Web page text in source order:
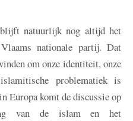
natuurlijk nog altijd het
nationale partij. Dat
om onze identiteit, onze
problematiek is
Europa komt de discussie op
van de islam en het